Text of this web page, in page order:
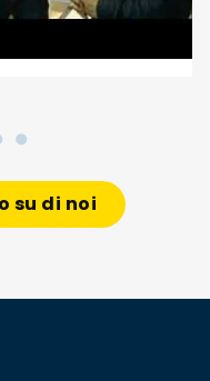
su di noi